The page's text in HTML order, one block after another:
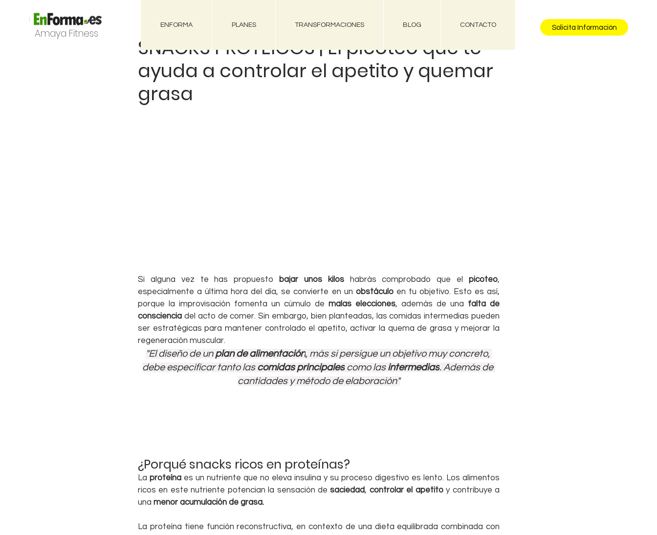
Amaya Fitness
ENFORMA PLANES TRANSFORMACIONES BLOG CONTACTO Solicita Información
SNACKS PROTÉICOS | El picoteo que te
ayuda a controlar el apetito y quemar
grasa
Si alguna vez te has propuesto bajar unos kilos habrás comprobado que el picoteo,
especialmente a última hora del día, se convierte en un obstáculo en tu objetivo. Esto es así,
porque la improvisación fomenta un cúmulo de malas elecciones, además de una falta de
consciencia del acto de comer. Sin embargo, bien planteadas, las comidas intermedias pueden
ser estratégicas para mantener controlado el apetito, activar la quema de grasa y mejorar la
regeneración muscular.
"El diseño de un plan de alimentación, más si persigue un objetivo muy concreto,
debe especificar tanto las comidas principales como las intermedias. Además de
cantidades y método de elaboración"
¿Porqué snacks ricos en proteínas?
La proteína es un nutriente que no eleva insulina y su proceso digestivo es lento. Los alimentos
ricos en este nutriente potencian la sensación de saciedad, controlar el apetito y contribuye a
una menor acumulación de grasa.
La proteína tiene función reconstructiva, en contexto de una dieta equilibrada combinada con